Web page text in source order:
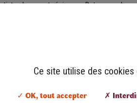
locaux et régionaux. Retrouvez des
utiles ou "coup d'cœur", des dizaines
dans la journée avec Jean-Jacques Vey.
Ce site utilise des
✓ OK, tout accepter ✗